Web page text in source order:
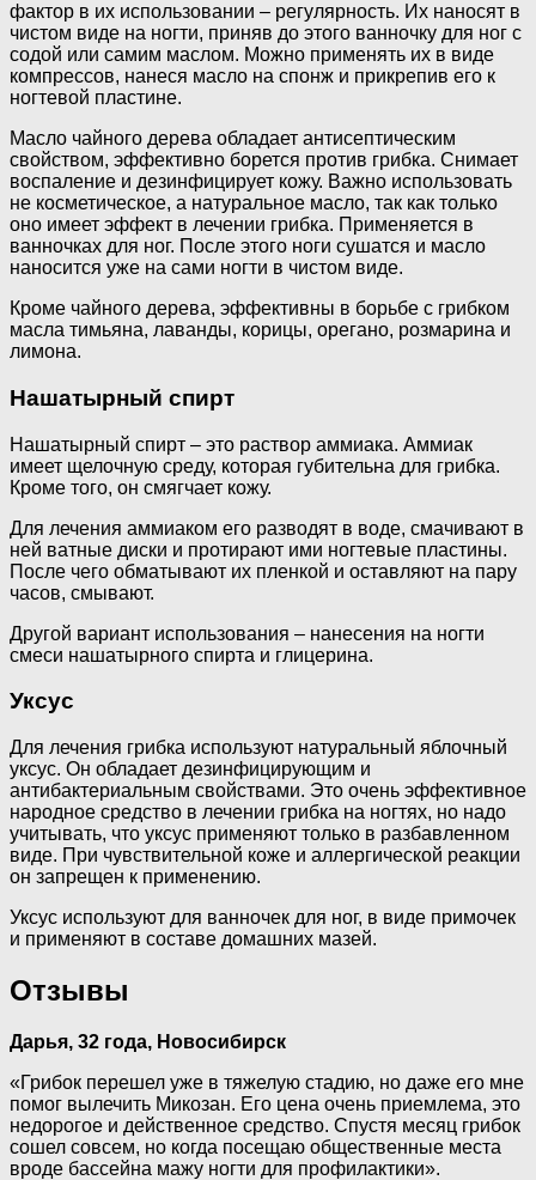
фактор в их использовании – регулярность. Их наносят в
чистом виде на ногти, приняв до этого ванночку для ног с
содой или самим маслом. Можно применять их в виде
компрессов, нанеся масло на спонж и прикрепив его к
ногтевой пластине.
Масло чайного дерева обладает антисептическим
свойством, эффективно борется против грибка. Снимает
воспаление и дезинфицирует кожу. Важно использовать
не косметическое, а натуральное масло, так как только
оно имеет эффект в лечении грибка. Применяется в
ванночках для ног. После этого ноги сушатся и масло
наносится уже на сами ногти в чистом виде.
Кроме чайного дерева, эффективны в борьбе с грибком
масла тимьяна, лаванды, корицы, орегано, розмарина и
лимона.
Нашатырный спирт
Нашатырный спирт – это раствор аммиака. Аммиак
имеет щелочную среду, которая губительна для грибка.
Кроме того, он смягчает кожу.
Для лечения аммиаком его разводят в воде, смачивают в
ней ватные диски и протирают ими ногтевые пластины.
После чего обматывают их пленкой и оставляют на пару
часов, смывают.
Другой вариант использования – нанесения на ногти
смеси нашатырного спирта и глицерина.
Уксус
Для лечения грибка используют натуральный яблочный
уксус. Он обладает дезинфицирующим и
антибактериальным свойствами. Это очень эффективное
народное средство в лечении грибка на ногтях, но надо
учитывать, что уксус применяют только в разбавленном
виде. При чувствительной коже и аллергической реакции
он запрещен к применению.
Уксус используют для ванночек для ног, в виде примочек
и применяют в составе домашних мазей.
Отзывы
Дарья, 32 года, Новосибирск
«Грибок перешел уже в тяжелую стадию, но даже его мне
помог вылечить Микозан. Его цена очень приемлема, это
недорогое и действенное средство. Спустя месяц грибок
сошел совсем, но когда посещаю общественные места
вроде бассейна мажу ногти для профилактики».